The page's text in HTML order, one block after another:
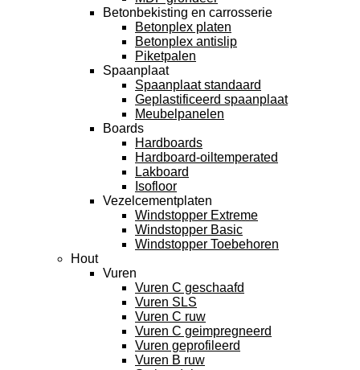
Betonbekisting en carrosserie
Betonplex platen
Betonplex antislip
Piketpalen
Spaanplaat
Spaanplaat standaard
Geplastificeerd spaanplaat
Meubelpanelen
Boards
Hardboards
Hardboard-oiltemperated
Lakboard
Isofloor
Vezelcementplaten
Windstopper Extreme
Windstopper Basic
Windstopper Toebehoren
Hout
Vuren
Vuren C geschaafd
Vuren SLS
Vuren C ruw
Vuren C geimpregneerd
Vuren geprofileerd
Vuren B ruw